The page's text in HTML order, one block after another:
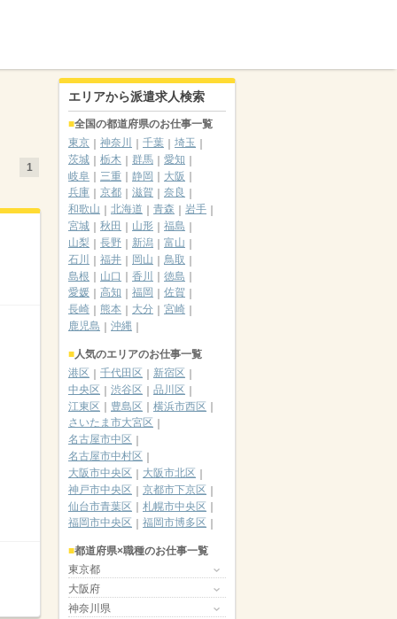
1
エリアから派遣求人検索
全国の都道府県のお仕事一覧
東京
神奈川 千葉
埼玉
茨城
栃木 群馬
愛知
岐阜
三重 静岡
大阪
兵庫
京都 滋賀
奈良
和歌山
北海道 青森
岩手
宮城
秋田 山形
福島
山梨
長野 新潟
富山
石川
福井 岡山
鳥取
島根
山口 香川
徳島
愛媛
高知 福岡
佐賀
長崎
熊本 大分
宮崎
鹿児島
沖縄
人気のエリアのお仕事一覧
港区
千代田区
新宿区
中央区
渋谷区
品川区
江東区
豊島区
横浜市西区
さいたま市大宮区
名古屋市中区
名古屋市中村区
大阪市中央区
大阪市北区
神戸市中央区
京都市下京区
仙台市青葉区
札幌市中央区
福岡市中央区
福岡市博多区
都道府県×職種のお仕事一覧
東京都
大阪府
神奈川県